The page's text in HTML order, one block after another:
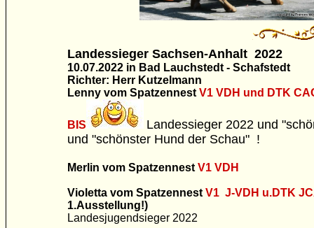
Landessieger Sachsen-Anhalt 2022
10.07.2022 in Bad Lauchstedt - Schafstedt
Richter: Herr Kutzelmann
Lenny vom Spatzennest V1 VDH und DTK
BIS
Landessieger 2022 und
und "schönster Hund der Schau" !
Merlin vom Spatzennest V1 VDH
Violetta vom Spatzennest V1 J-VDH u.DTK
1.Ausstellung!)
Landesjugendsieger 2022